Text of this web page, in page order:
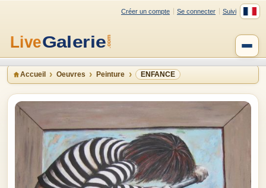
Créer un compte Se connecter Suivi
Accueil Oeuvres Peinture ENFANCE